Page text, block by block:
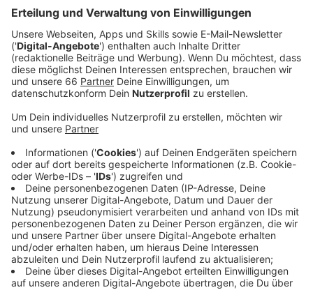
In den nächsten zehn Tagen bringen die Kinder den
Segen zu uns nach Hause. Traditionell sind sie dabei
als die Heiligen Drei Könige verkleidet.
Anzeige
Spenden gehen nach Kenia und Kolumbien
Anzeige
Alle gesammelten Spenden werdenin diesem Jahr
dafür eingesetzt, dass Kinder in Kenia Zugang zu
Schulen oder medizinischer Versorgung bekommen
und in Kolumbien wird sich mit dem Geld für
Kinderrechte eingesetzt.